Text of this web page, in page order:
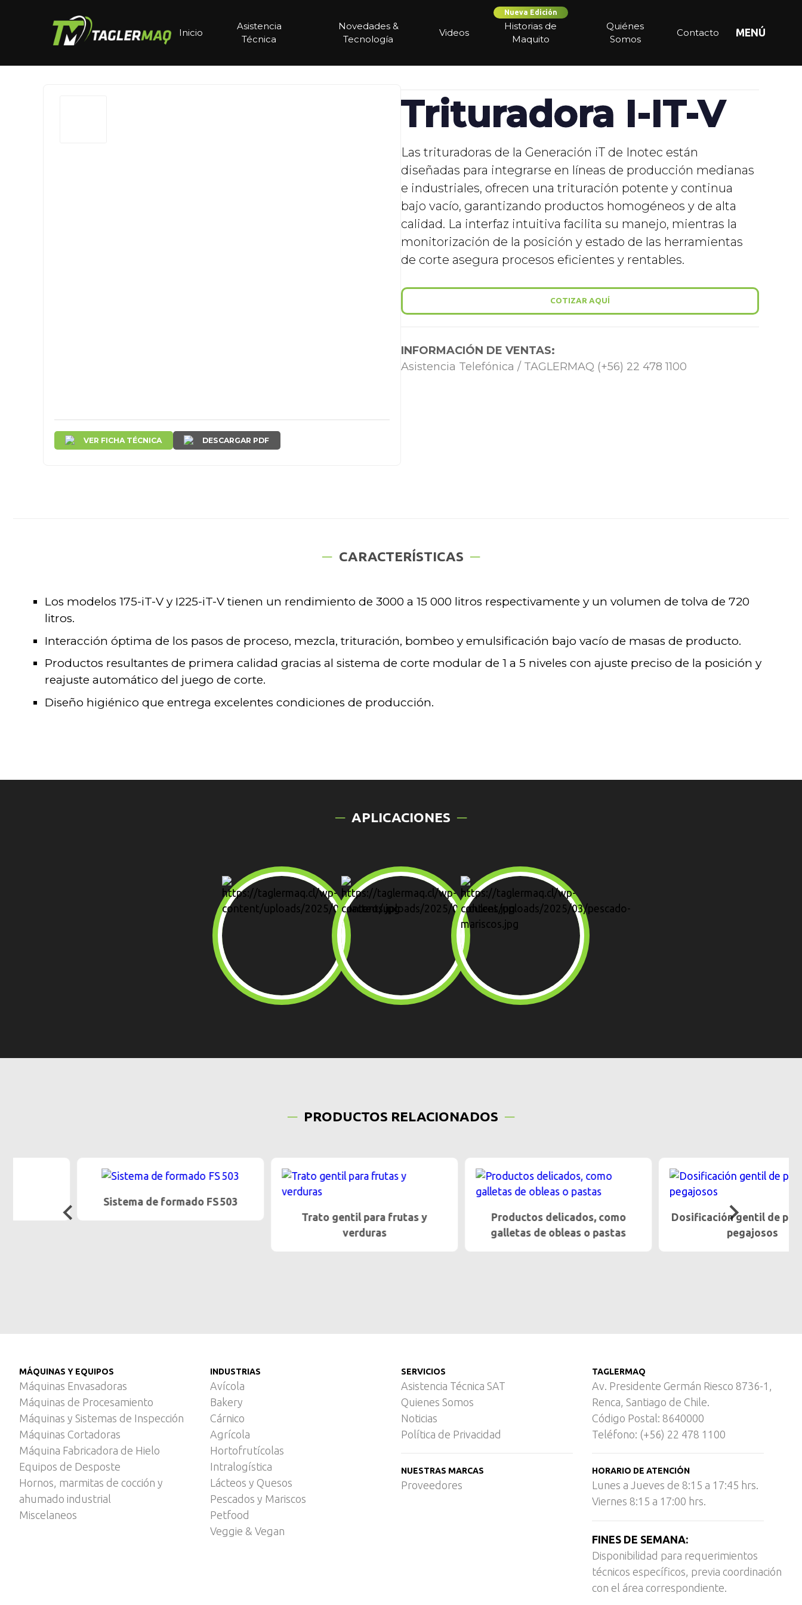
Inicio
Asistencia
Técnica
Novedades &
Tecnología
Videos
Nueva Edición
Historias de
Maquito
Quiénes
Somos
Contacto MENÚ
VER FICHA TÉCNICA DESCARGAR PDF
Trituradora I-IT-V
Las trituradoras de la Generación iT de Inotec están
diseñadas para integrarse en líneas de producción medianas
e industriales, ofrecen una trituración potente y continua
bajo vacío, garantizando productos homogéneos y de alta
calidad. La interfaz intuitiva facilita su manejo, mientras la
monitorización de la posición y estado de las herramientas
de corte asegura procesos eficientes y rentables.
COTIZAR AQUÍ
INFORMACIÓN DE VENTAS:
Asistencia Telefónica / TAGLERMAQ (+56) 22 478 1100
CARACTERÍSTICAS
Los modelos 175-iT-V y I225-iT-V tienen un rendimiento de 3000 a 15 000 litros respectivamente y un volumen de tolva de 720
litros.
Interacción óptima de los pasos de proceso, mezcla, trituración, bombeo y emulsificación bajo vacío de masas de producto.
Productos resultantes de primera calidad gracias al sistema de corte modular de 1 a 5 niveles con ajuste preciso de la posición y
reajuste automático del juego de corte.
Diseño higiénico que entrega excelentes condiciones de producción.
APLICACIONES
PRODUCTOS RELACIONADOS
Sistema de formado FS 503
Trato gentil para frutas y
Productos delicados, como
galletas de obleas o pastas
Dosificación gentil de productos
MÁQUINAS Y EQUIPOS
Máquinas Envasadoras
Máquinas de Procesamiento
Máquinas y Sistemas de Inspección
Máquinas Cortadoras
Máquina Fabricadora de Hielo
Equipos de Desposte
Hornos, marmitas de cocción y
ahumado industrial
Miscelaneos
INDUSTRIAS
Avícola
Bakery
Cárnico
Agrícola
Hortofrutícolas
Intralogística
Lácteos y Quesos
Pescados y Mariscos
Petfood
Veggie & Vegan
SERVICIOS
Asistencia Técnica SAT
Quienes Somos
Noticias
Política de Privacidad
NUESTRAS MARCAS
Proveedores
TAGLERMAQ
Av. Presidente Germán Riesco 8736-1,
Renca, Santiago de Chile.
Código Postal: 8640000
Teléfono: (+56) 22 478 1100
HORARIO DE ATENCIÓN
Lunes a Jueves de 8:15 a 17:45 hrs.
Viernes 8:15 a 17:00 hrs.
FINES DE SEMANA:
Disponibilidad para requerimientos
técnicos específicos, previa coordinación
con el área correspondiente.